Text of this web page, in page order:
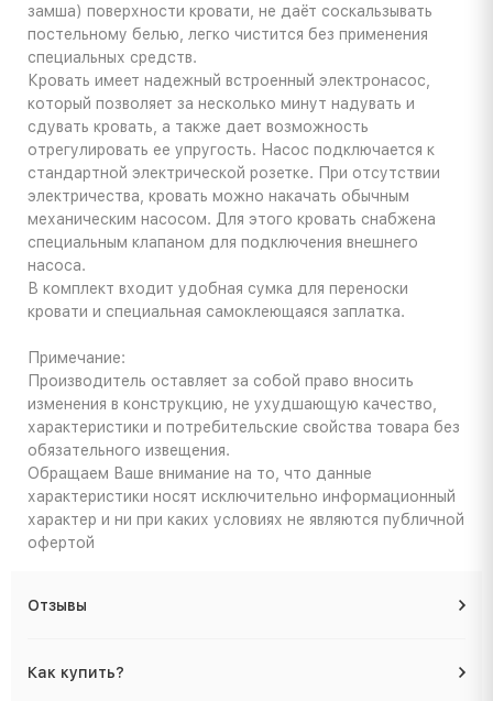
замша) поверхности кровати, не даёт соскальзывать
постельному белью, легко чистится без применения
специальных средств.
Кровать имеет надежный встроенный электронасос,
который позволяет за несколько минут надувать и
сдувать кровать, а также дает возможность
отрегулировать ее упругость. Насос подключается к
стандартной электрической розетке. При отсутствии
электричества, кровать можно накачать обычным
механическим насосом. Для этого кровать снабжена
специальным клапаном для подключения внешнего
насоса.
В комплект входит удобная сумка для переноски
кровати и специальная самоклеющаяся заплатка.
Примечание:
Производитель оставляет за собой право вносить
изменения в конструкцию, не ухудшающую качество,
характеристики и потребительские свойства товара без
обязательного извещения.
Обращаем Ваше внимание на то, что данные
характеристики носят исключительно информационный
характер и ни при каких условиях не являются публичной
офертой
Отзывы
Как купить?